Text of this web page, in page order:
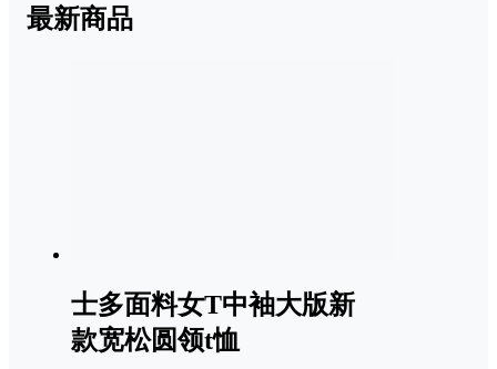
最新商品
士多面料女T中袖大版新
款宽松圆领t恤